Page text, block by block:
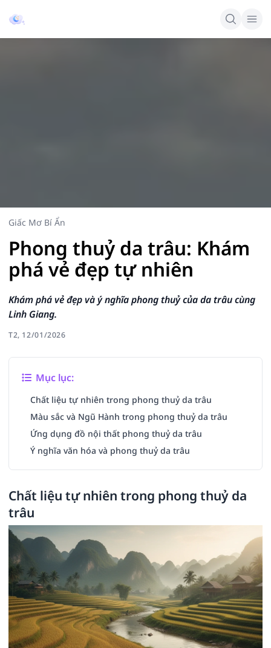
Giấc Mơ Bí Ẩn
Phong thuỷ da trâu: Khám
phá vẻ đẹp tự nhiên
Khám phá vẻ đẹp và ý nghĩa phong thuỷ của da trâu cùng
Linh Giang.
T2, 12/01/2026
Mục lục:
Chất liệu tự nhiên trong phong thuỷ da trâu
Màu sắc và Ngũ Hành trong phong thuỷ da trâu
Ứng dụng đồ nội thất phong thuỷ da trâu
Ý nghĩa văn hóa và phong thuỷ da trâu
Chất liệu tự nhiên trong phong thuỷ da
trâu